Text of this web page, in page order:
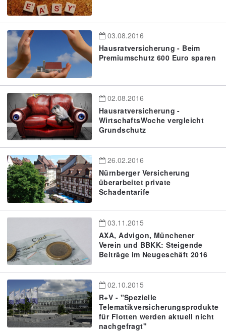
03.08.2016
Hausratversicherung - Beim
Premiumschutz 600 Euro sparen
02.08.2016
Hausratversicherung -
WirtschaftsWoche vergleicht
Grundschutz
26.02.2016
Nürnberger Versicherung
überarbeitet private
Schadentarife
03.11.2015
AXA, Advigon, Münchener
Verein und BBKK: Steigende
Beiträge im Neugeschäft 2016
02.10.2015
R+V - "Spezielle
Telematikversicherungsprodukte
für Flotten werden aktuell nicht
nachgefragt"